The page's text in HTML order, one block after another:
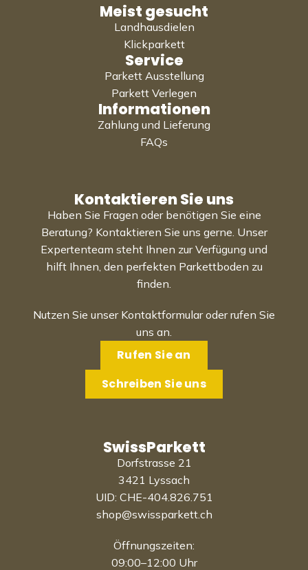
Meist gesucht
Landhausdielen
Klickparkett
Service
Parkett Ausstellung
Parkett Verlegen
Informationen
Zahlung und Lieferung
FAQs
Kontaktieren Sie uns
Haben Sie Fragen oder benötigen Sie eine
Beratung? Kontaktieren Sie uns gerne. Unser
Expertenteam steht Ihnen zur Verfügung und
hilft Ihnen, den perfekten Parkettboden zu
finden.
Nutzen Sie unser Kontaktformular oder rufen Sie
uns an.
Rufen Sie an
Schreiben Sie uns
SwissParkett
Dorfstrasse 21
3421 Lyssach
UID: CHE-404.826.751
shop@swissparkett.ch
Öffnungszeiten:
09:00–12:00 Uhr